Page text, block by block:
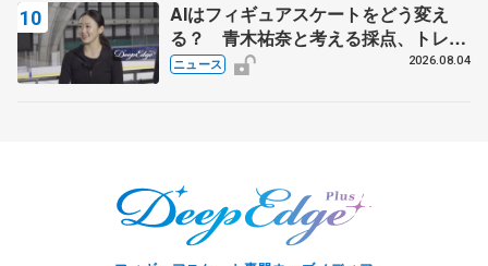
AIはフィギュアスケートをどう変え
る？ 青木祐奈と考える採点、トレー
ニングの未来
ニュース 2026.08.04